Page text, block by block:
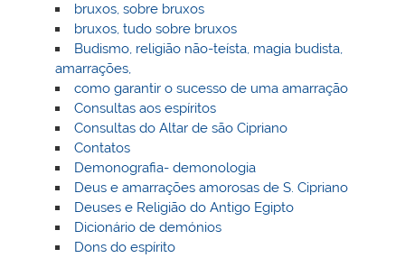
bruxos, sobre bruxos
bruxos, tudo sobre bruxos
Budismo, religião não-teísta, magia budista,
amarrações,
como garantir o sucesso de uma amarração
Consultas aos espíritos
Consultas do Altar de são Cipriano
Contatos
Demonografia- demonologia
Deus e amarrações amorosas de S. Cipriano
Deuses e Religião do Antigo Egipto
Dicionário de demónios
Dons do espírito